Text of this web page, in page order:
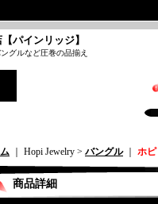
パインリッジ】
グルなど圧巻の品揃え
｜ Hopi Jewelry > バングル｜ ホ
商品詳細